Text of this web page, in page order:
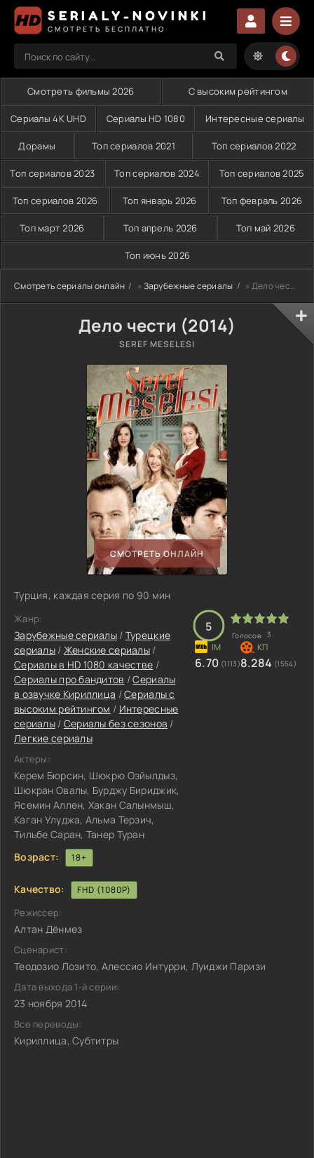
SERIALY-NOVINKI
СМОТРЕТЬ БЕСПЛАТНО
Смотреть фильмы 2026 С высоким рейтингом
Сериалы 4K UHD Сериалы HD 1080 Интересные сериалы
Дорамы Топ сериалов 2021 Топ сериалов 2022
Топ сериалов 2023 Топ сериалов 2024 Топ сериалов 2025
Топ сериалов 2026 Топ январь 2026 Топ февраль 2026
Топ март 2026 Топ апрель 2026 Топ май 2026
Топ июнь 2026
Смотреть сериалы онлайн » Зарубежные сериалы » Дело чести (2014)
Дело чести (2014)
SEREF MESELESI
СМОТРЕТЬ ОНЛАЙН
Турция, каждая серия по 90 мин
Жанр:
Зарубежные сериалы / Турецкие
сериалы/ Женские сериалы /
Сериалы в HD 1080 качестве /
Сериалы про бандитов /Сериалы
в озвучке Кириллица /Сериалы с
высоким рейтингом / Интересные
сериалы/ Сериалы без сезонов /
Легкие сериалы
Актеры:
Керем Бюрсин, Шюкрю Озйылдыз,
Шюкран Овалы, Бурджу Бириджик,
Ясемин Аллен, Хакан Салынмыш,
Каган Улуджа, Альма Терзич,
Тильбе Саран, Танер Туран
Возраст:
18+
5
Голосов: 3
6.70 (1113)8.284 (1554)
Качество: FHD (1080P)
Режиссер:
Алтан Дёнмез
Сценарист:
Теодозио Лозито, Алессио Интурри, Луиджи Паризи
Дата выхода 1-й серии:
23 ноября 2014
Все переводы:
Кириллица, Субтитры